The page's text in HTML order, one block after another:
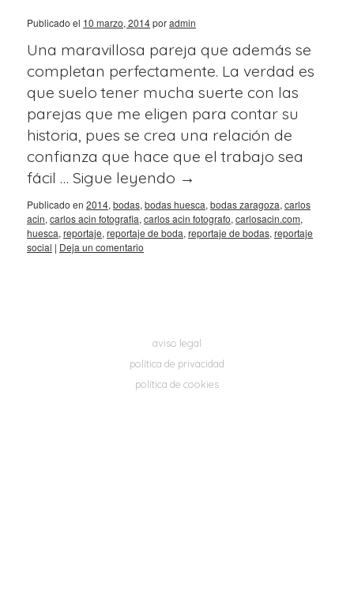
Publicado el 10 marzo, 2014poradmin
Una maravillosa pareja que además se
completan perfectamente. La verdad es
que suelo tener mucha suerte con las
parejas que me eligen para contar su
historia, pues se crea una relación de
confianza que hace que el trabajo sea
fácil … Sigue leyendo →
Publicado en 2014, bodas, bodas huesca, bodas zaragoza, carlos
acin, carlos acin fotografia, carlos acin fotografo, carlosacin.com,
huesca, reportaje, reportaje de boda, reportaje de bodas, reportaje
social | Deja un comentario
aviso legal
política de privacidad
política de cookies